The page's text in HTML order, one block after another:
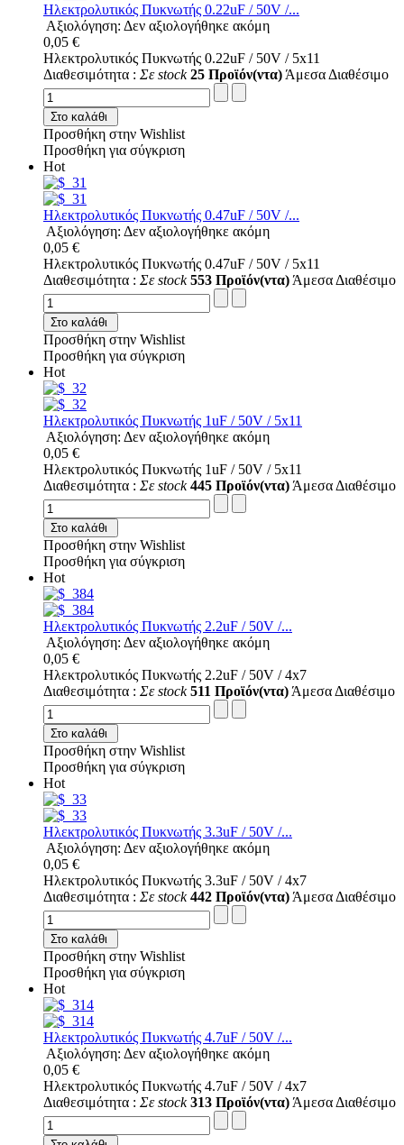
Ηλεκτρολυτικός Πυκνωτής 0.22uF / 50V /...
Αξιολόγηση: Δεν αξιολογήθηκε ακόμη
0,05 €
Ηλεκτρολυτικός Πυκνωτής 0.22uF / 50V / 5x11
Διαθεσιμότητα : Σε stock 25 Προϊόν(ντα) Άμεσα Διαθέσιμο
Στο καλάθι
Προσθήκη στην Wishlist
Προσθήκη για σύγκριση
Hot
Ηλεκτρολυτικός Πυκνωτής 0.47uF / 50V /...
Αξιολόγηση: Δεν αξιολογήθηκε ακόμη
0,05 €
Ηλεκτρολυτικός Πυκνωτής 0.47uF / 50V / 5x11
Διαθεσιμότητα : Σε stock 553 Προϊόν(ντα) Άμεσα Διαθέσιμο
Στο καλάθι
Προσθήκη στην Wishlist
Προσθήκη για σύγκριση
Hot
Ηλεκτρολυτικός Πυκνωτής 1uF / 50V / 5x11
Αξιολόγηση: Δεν αξιολογήθηκε ακόμη
0,05 €
Ηλεκτρολυτικός Πυκνωτής 1uF / 50V / 5x11
Διαθεσιμότητα : Σε stock 445 Προϊόν(ντα) Άμεσα Διαθέσιμο
Στο καλάθι
Προσθήκη στην Wishlist
Προσθήκη για σύγκριση
Hot
Ηλεκτρολυτικός Πυκνωτής 2.2uF / 50V /...
Αξιολόγηση: Δεν αξιολογήθηκε ακόμη
0,05 €
Ηλεκτρολυτικός Πυκνωτής 2.2uF / 50V / 4x7
Διαθεσιμότητα : Σε stock 511 Προϊόν(ντα) Άμεσα Διαθέσιμο
Στο καλάθι
Προσθήκη στην Wishlist
Προσθήκη για σύγκριση
Hot
Ηλεκτρολυτικός Πυκνωτής 3.3uF / 50V /...
Αξιολόγηση: Δεν αξιολογήθηκε ακόμη
0,05 €
Ηλεκτρολυτικός Πυκνωτής 3.3uF / 50V / 4x7
Διαθεσιμότητα : Σε stock 442 Προϊόν(ντα) Άμεσα Διαθέσιμο
Στο καλάθι
Προσθήκη στην Wishlist
Προσθήκη για σύγκριση
Hot
Ηλεκτρολυτικός Πυκνωτής 4.7uF / 50V /...
Αξιολόγηση: Δεν αξιολογήθηκε ακόμη
0,05 €
Ηλεκτρολυτικός Πυκνωτής 4.7uF / 50V / 4x7
Διαθεσιμότητα : Σε stock 313 Προϊόν(ντα) Άμεσα Διαθέσιμο